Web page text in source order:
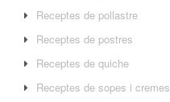
Receptes de pollastre
Receptes de postres
Receptes de quiche
Receptes de sopes i cremes